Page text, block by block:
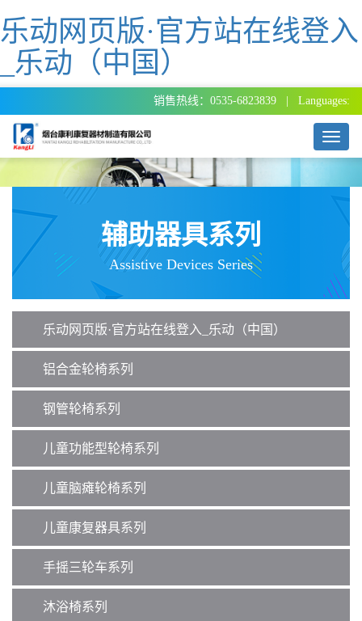
乐动网页版·官方站在线登入
_乐动（中国）
销售热线：0535-6823839 | Languages:
T
o
g
i
g
i
辅助器具系列
Assistive Devices Series
乐动网页版·官方站在线登入_乐动（中国）
铝合金轮椅系列
钢管轮椅系列
儿童功能型轮椅系列
儿童脑瘫轮椅系列
儿童康复器具系列
手摇三轮车系列
沐浴椅系列